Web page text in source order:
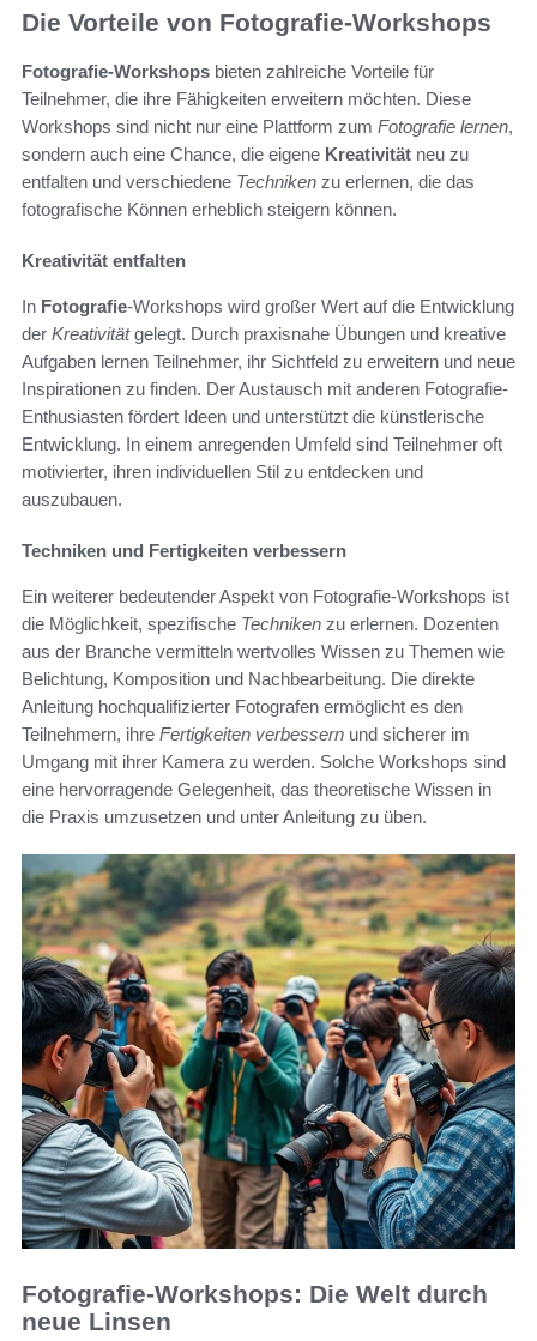
Die Vorteile von Fotografie-Workshops
Fotografie-Workshops bieten zahlreiche Vorteile für
Teilnehmer, die ihre Fähigkeiten erweitern möchten. Diese
Workshops sind nicht nur eine Plattform zum Fotografie lernen,
sondern auch eine Chance, die eigene Kreativität neu zu
entfalten und verschiedene Techniken zu erlernen, die das
fotografische Können erheblich steigern können.
Kreativität entfalten
In Fotografie-Workshops wird großer Wert auf die Entwicklung
der Kreativitätgelegt. Durch praxisnahe Übungen und kreative
Aufgaben lernen Teilnehmer, ihr Sichtfeld zu erweitern und neue
Inspirationen zu finden. Der Austausch mit anderen Fotografie-
Enthusiasten fördert Ideen und unterstützt die künstlerische
Entwicklung. In einem anregenden Umfeld sind Teilnehmer oft
motivierter, ihren individuellen Stil zu entdecken und
auszubauen.
Techniken und Fertigkeiten verbessern
Ein weiterer bedeutender Aspekt von Fotografie-Workshops ist
die Möglichkeit, spezifische Techniken zu erlernen. Dozenten
aus der Branche vermitteln wertvolles Wissen zu Themen wie
Belichtung, Komposition und Nachbearbeitung. Die direkte
Anleitung hochqualifizierter Fotografen ermöglicht es den
Teilnehmern, ihre Fertigkeiten verbessern und sicherer im
Umgang mit ihrer Kamera zu werden. Solche Workshops sind
eine hervorragende Gelegenheit, das theoretische Wissen in
die Praxis umzusetzen und unter Anleitung zu üben.
Fotografie-Workshops: Die Welt durch
neue Linsen